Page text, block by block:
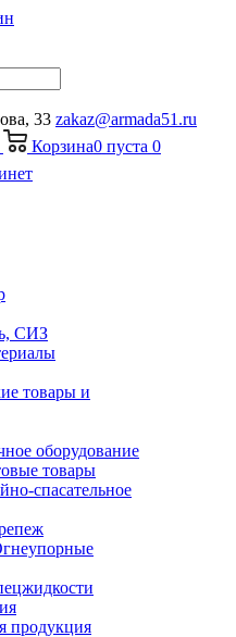
33 zakaz@armada51.ru
Корзина0 пуста 0
СИЗ
товары и
оборудование
товары
спасательное
продукция